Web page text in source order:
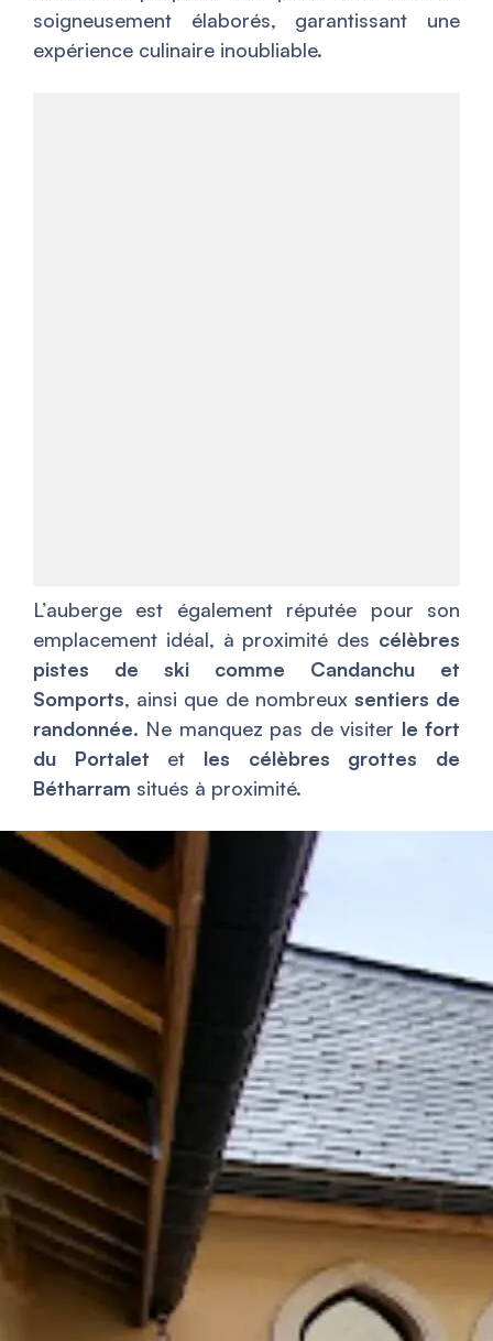
soigneusement élaborés, garantissant une
expérience culinaire inoubliable.
L’auberge est également réputée pour son
emplacement idéal, à proximité des célèbres
pistes de ski comme Candanchu et
Somports, ainsi que de nombreuxsentiers de
randonnée. Ne manquez pas de visiter le fort
du Portalet et les célèbres grottes de
Bétharram situés à proximité.